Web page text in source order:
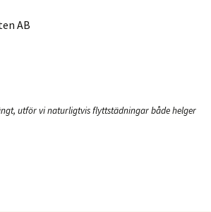
AB
utför vi naturligtvis flyttstädningar både helger